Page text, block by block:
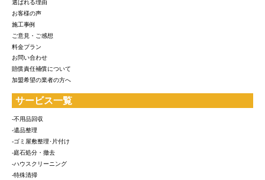
選ばれる理由
お客様の声
施工事例
ご意見・ご感想
料金プラン
お問い合わせ
賠償責任補償について
加盟希望の業者の方へ
サービス一覧
-不用品回収
-遺品整理
-ゴミ屋敷整理･片付け
-庭石処分・撤去
-ハウスクリーニング
-特殊清掃